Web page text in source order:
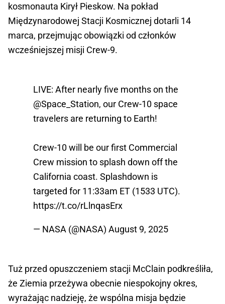
kosmonauta Kirył Pieskow. Na pokład
Międzynarodowej Stacji Kosmicznej dotarli 14
marca, przejmując obowiązki od członków
wcześniejszej misji Crew-9.
LIVE: After nearly five months on the
@Space_Station, our Crew-10 space
travelers are returning to Earth!
Crew-10 will be our first Commercial
Crew mission to splash down off the
California coast. Splashdown is
targeted for 11:33am ET (1533 UTC).
https://t.co/rLlnqasErx
— NASA (@NASA) August 9, 2025
Tuż przed opuszczeniem stacji McClain podkreśliła,
że Ziemia przeżywa obecnie niespokojny okres,
wyrażając nadzieję, że wspólna misja będzie